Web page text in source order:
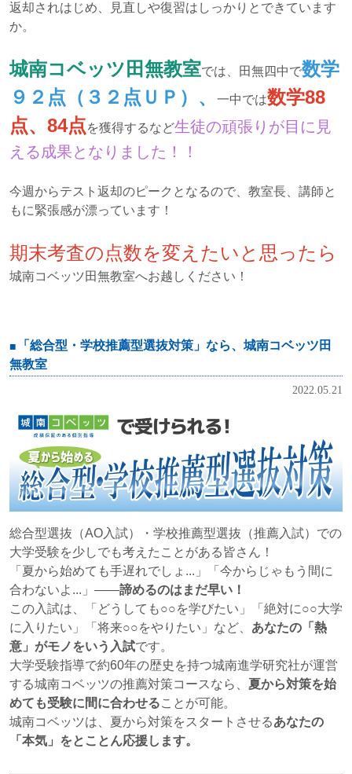
返却されはじめ、見直しや復習はしっかりとできています
か。
城南コベッツ田無教室では、田無四中で数学
９２点（３２点ＵＰ）、
一中では数学88
点、84点を獲得するなど生徒の頑張りが目に見
える成果となりました！！
今週からテスト返却のピークとなるので、教室長、講師と
もに緊張感が漂っています！
期末考査の点数を変えたいと思ったら
城南コベッツ田無教室へお越しください！
「総合型・学校推薦型選抜対策」なら、城南コベッツ田
無教室
2022.05.21
総合型選抜（AO入試）・学校推薦型選抜（推薦入試）での
大学受験を少しでも考えたことがある皆さん！
「夏から始めても手遅れでしょ...」「今からじゃもう間に
合わないよ...」――諦めるのはまだ早い！
この入試は、「どうしても○○を学びたい」「絶対に○○大学
に入りたい」「将来○○をやりたい」など、 あなたの「熱
意」がモノをいう入試です。
大学受験指導で約60年の歴史を持つ城南進学研究社が運営
する城南コベッツの推薦対策コースなら、 夏から対策を始
めても受験に間に合わせることが可能。
城南コベッツは、夏から対策をスタートさせるあなたの
「本気」をとことん応援します。